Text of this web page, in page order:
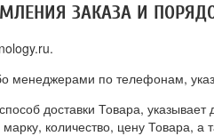
ЗАКАЗА И
менеджерами по телефонам,
доставки Товара,
количество, цену Товара,